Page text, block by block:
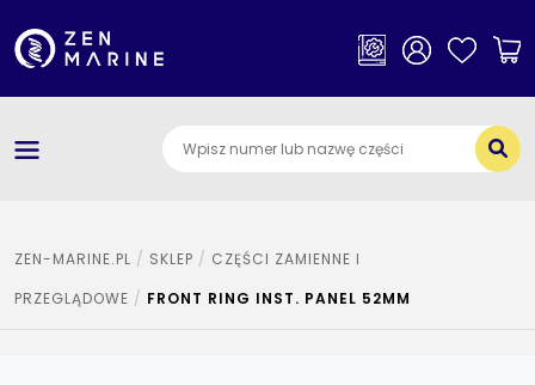
×
Jak szukać części
Kontakt
ZEN-MARINE.PL SKLEP
CZĘŚCI ZAMIENNE I
PRZEGLĄDOWE
FRONT RING INST. PANEL 52MM